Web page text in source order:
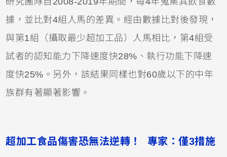
據，並比對4組人馬的差異。經由數據比對後發現，
與第1組（攝取最少超加工品）人馬相比，第4組受
試者的認知能力下降速度快28%、執行功能下降速
度快25%。另外，該結果同樣也對60歲以下的中年
族群有著顯著影響。
超加工食品傷害恐無法逆轉！ 專家：僅3措施